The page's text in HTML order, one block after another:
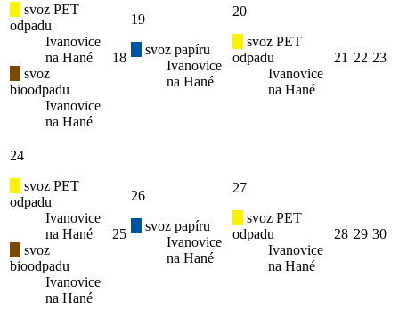
svoz PET
odpadu
Ivanovice
na Hané
svoz
bioodpadu
Ivanovice
na Hané
18
19
svoz papíru
Ivanovice
na Hané
20
svoz PET
odpadu
Ivanovice
na Hané
21 22 23
24
svoz PET
odpadu
Ivanovice
na Hané
svoz
bioodpadu
Ivanovice
na Hané
25
26
svoz papíru
Ivanovice
na Hané
27
svoz PET
odpadu
Ivanovice
na Hané
28 29 30